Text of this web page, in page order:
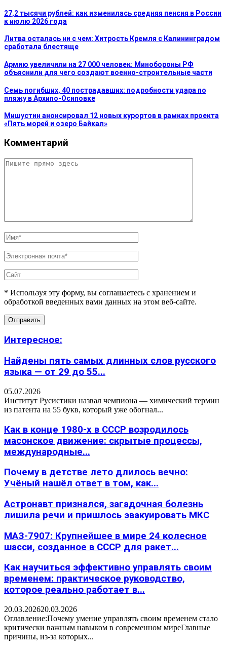
27,2 тысячи рублей: как изменилась средняя пенсия в России
к июлю 2026 года
Литва осталась ни с чем: Хитрость Кремля с Калининградом
сработала блестяще
Армию увеличили на 27 000 человек: Минобороны РФ
объяснили для чего создают военно-строительные части
Семь погибших, 40 пострадавших: подробности удара по
пляжу в Архипо-Осиповке
Мишустин анонсировал 12 новых курортов в рамках проекта
«Пять морей и озеро Байкал»
Комментарий
* Используя эту форму, вы соглашаетесь с хранением и
обработкой введенных вами данных на этом веб-сайте.
Интересное:
Найдены пять самых длинных слов русского
языка — от 29 до 55...
05.07.2026
Институт Русистики назвал чемпиона — химический термин
из патента на 55 букв, который уже обогнал...
Как в конце 1980-х в СССР возродилось
масонское движение: скрытые процессы,
международные...
Почему в детстве лето длилось вечно:
Учёный нашёл ответ в том, как...
Астронавт признался, загадочная болезнь
лишила речи и пришлось эвакуировать МКС
МАЗ-7907: Крупнейшее в мире 24 колесное
шасси, созданное в СССР для ракет...
Как научиться эффективно управлять своим
временем: практическое руководство,
которое реально работает в...
20.03.202620.03.2026
Оглавление:Почему умение управлять своим временем стало
критически важным навыком в современном миреГлавные
причины, из-за которых...